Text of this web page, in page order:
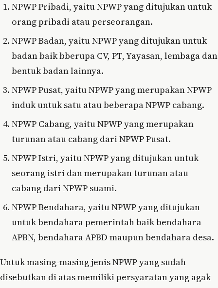
NPWP Pribadi, yaitu NPWP yang ditujukan untuk
orang pribadi atau perseorangan.
NPWP Badan, yaitu NPWP yang ditujukan untuk
badan baik bberupa CV, PT, Yayasan, lembaga dan
bentuk badan lainnya.
NPWP Pusat, yaitu NPWP yang merupakan NPWP
induk untuk satu atau beberapa NPWP cabang.
NPWP Cabang, yaitu NPWP yang merupakan
turunan atau cabang dari NPWP Pusat.
NPWP Istri, yaitu NPWP yang ditujukan untuk
seorang istri dan merupakan turunan atau
cabang dari NPWP suami.
NPWP Bendahara, yaitu NPWP yang ditujukan
untuk bendahara pemerintah baik bendahara
APBN, bendahara APBD maupun bendahara desa.
Untuk masing-masing jenis NPWP yang sudah
disebutkan di atas memiliki persyaratan yang agak